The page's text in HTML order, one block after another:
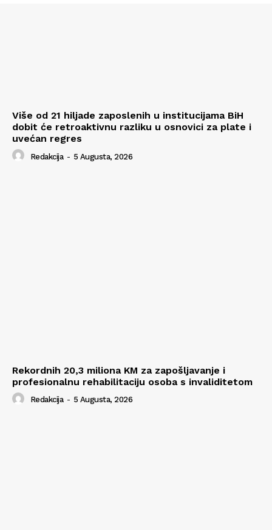
Više od 21 hiljade zaposlenih u institucijama BiH
dobit će retroaktivnu razliku u osnovici za plate i
uvećan regres
Redakcija - 5 Augusta, 2026
Rekordnih 20,3 miliona KM za zapošljavanje i
profesionalnu rehabilitaciju osoba s invaliditetom
Redakcija - 5 Augusta, 2026